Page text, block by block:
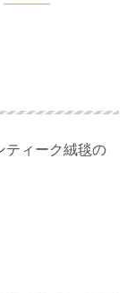
ティーク絨毯の